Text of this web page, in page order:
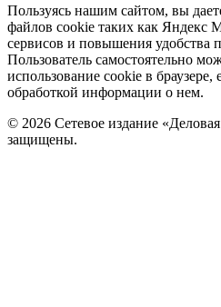
Политика
cookie
Пользуясь нашим сайтом, вы
файлов cookie таких как Яндекс
сервисов и повышения удобства
Пользователь самостоятельно
использование cookie в браузере,
обработкой информации о нем.
© 2026 Сетевое издание
защищены.